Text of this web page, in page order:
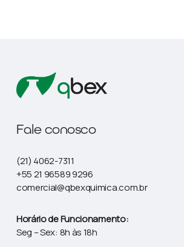
Fale conosco
(21) 4062-7311
+55 21 96589 9296
comercial@qbexquimica.com.br
Horário de Funcionamento:
Seg – Sex: 8h às 18h